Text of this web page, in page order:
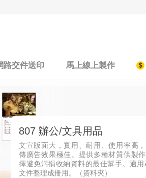
路交件送印 馬上線上製作
807 辦公/文具用品
文宣版面大，實用、耐用、使用率高
傳廣告效果極佳。提供多種材質供製
擇避免污損收納資料的最佳幫手。適用
文件整理成冊用。（資料夾）